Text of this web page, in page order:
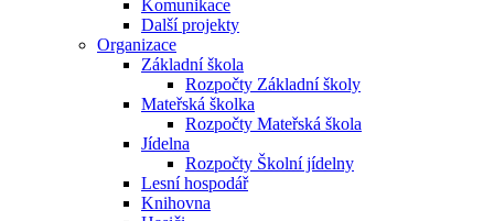
Komunikace
Další projekty
Organizace
Základní škola
Rozpočty Základní školy
Mateřská školka
Rozpočty Mateřská škola
Jídelna
Rozpočty Školní jídelny
Lesní hospodář
Knihovna